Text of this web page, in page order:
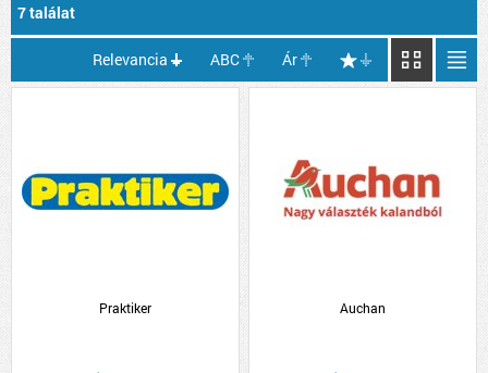
7 találat
Relevancia ABC Ár
Praktiker Auchan